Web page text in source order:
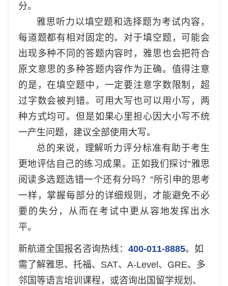
分。
雅思听力以填空题和选择题为考试内容，
每道题都有相对固定的。对于填空题，可能会
出现多种不同的答题内容时，雅思也会把符合
原文意思的多种答题内容作为正确。值得注意
的是，在填空题中，一定要注意字数限制，超
过字数会被判错。可用大写也可以用小写，两
种方式均可。但是如果心里担心因大小写不统
一产生问题，建议全部使用大写。
总的来说，理解听力评分标准有助于考生
更地评估自己的练习成果。正如我们探讨“雅思
阅读多选题选错一个还有分吗？”所引申的思考
一样，掌握每部分的详细规则，才能避免不必
要的失分，从而在考试中更从容地发挥出水
平。
新航道全国报名咨询热线： 400-011-8885。如
需了解雅思、托福、SAT、A-Level、GRE、多
邻国等语言培训课程，或咨询出国留学规划、